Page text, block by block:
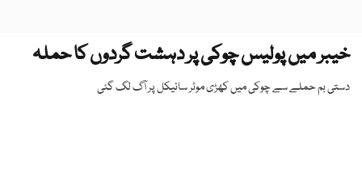
خیبر میں پولیس چوکی پر دہشت گردوں کا حملہ
دستی بم حملے سے چوکی میں کھڑی موٹر سائیکل پر آگ لگ گئی